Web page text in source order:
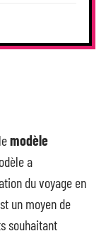
modèle
a
du voyage en
un moyen de
souhaitant